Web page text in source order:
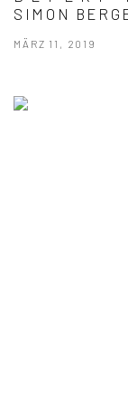
SIMON
MÄRZ 11, 2019